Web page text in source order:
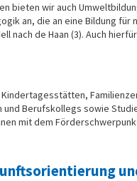
bieten wir auch
an, die an eine Bildung
nach de Haan (3). Auch
Berufskollegs sowie
mit dem